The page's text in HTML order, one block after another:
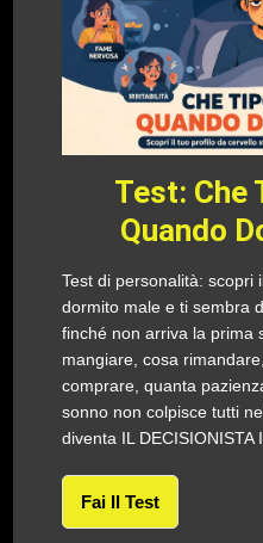
Test: Che
Quando
Test di personalità: scopri
dormito male e ti sembra
finché non arriva la prima
mangiare, cosa
comprare, quanta
sonno non colpisce tutti
diventa IL DECISIONISTA
Fai Il Test